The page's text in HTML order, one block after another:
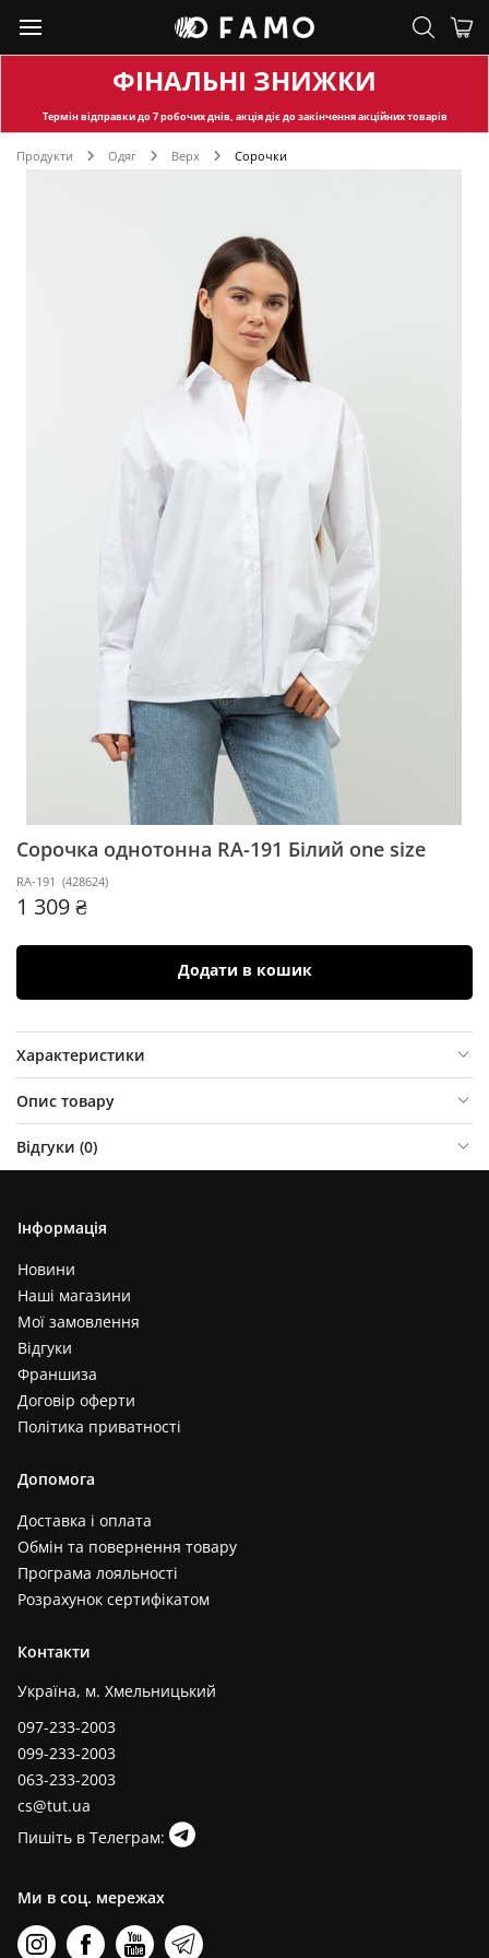
ФІНАЛЬНІ ЗНИЖКИ
Термін відправкидо 7 робочих днів, акція діє до закінчення акційних товарів
Продукти Одяг Верх Сорочки
Сорочка однотонна RA-191 Білий one size
RA-191 (428624)
1 309 ₴
Додати в кошик
Характеристики
Опис товару
Відгуки (0)
Інформація
Новини
Наші магазини
Мої замовлення
Відгуки
Франшиза
Договір оферти
Політика приватності
Допомога
Доставка і оплата
Обмін та повернення товару
Програма лояльності
Розрахунок сертифікатом
Контакти
Україна, м. Хмельницький
097-233-2003
099-233-2003
063-233-2003
cs@tut.ua
Пишіть в Телеграм:
Ми в соц. мережах